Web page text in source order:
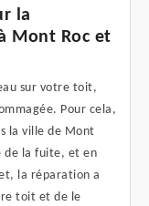
la
Mont Roc et
sur votre toit,
Pour cela,
la ville de Mont
de la fuite, et en
la réparation a
toit et de le